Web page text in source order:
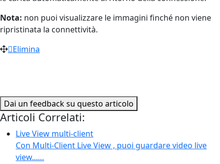
Nota: non puoi visualizzare le immagini finché non viene
ripristinata la connettività.
Elimina
Dai un feedback su questo articolo
Articoli Correlati:
Live View multi-client
Con Multi-Client Live View , puoi guardare video live
view...…